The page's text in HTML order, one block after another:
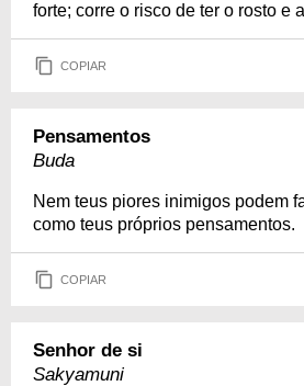
forte; corre o risco de ter o rosto e
COPIAR
Pensamentos
Buda
Nem teus piores inimigos podem
como teus próprios pensamentos.
COPIAR
Senhor de si
Sakyamuni